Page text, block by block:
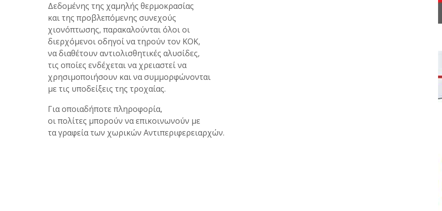
Δεδομένης της χαμηλής θερμοκρασίας
και της προβλεπόμενης συνεχούς
χιονόπτωσης, παρακαλούνται όλοι οι
διερχόμενοι οδηγοί να τηρούν τον ΚΟΚ,
να διαθέτουν αντιολισθητικές αλυσίδες,
τις οποίες ενδέχεται να χρειαστεί να
χρησιμοποιήσουν και να συμμορφώνονται
με τις υποδείξεις της τροχαίας.
Για οποιαδήποτε πληροφορία,
οι πολίτες μπορούν να επικοινωνούν με
τα γραφεία των χωρικών Αντιπεριφερειαρχών.